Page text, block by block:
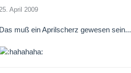
25. April 2009
Das muß ein Aprilscherz gewesen sein...